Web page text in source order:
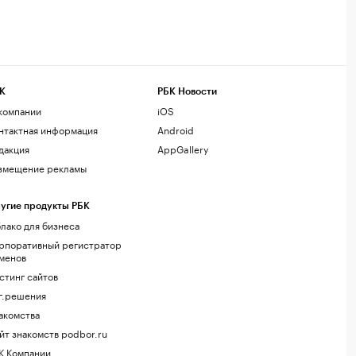
информация
рекламы
продукты РБК
для бизнеса
регистратор
сайтов
знакомств podbor.ru
Компании
РБК Новости
iOS
Android
AppGallery